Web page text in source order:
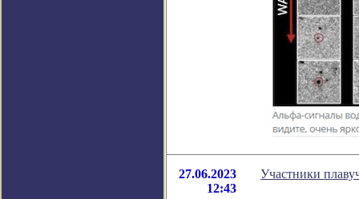
27.06.2023
12:43
Участники